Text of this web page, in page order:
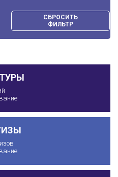
СБРОСИТЬ
ФИЛЬТР